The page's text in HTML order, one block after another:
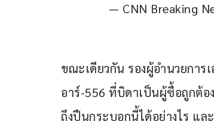
— CNN Breaking
ขณะเดียวกัน รองผู้อำนวยการ
อาร์-556 ที่บิดาเป็นผู้ซื้อถูกต้อ
ถึงปืนกระบอกนี้ได้อย่างไร แ